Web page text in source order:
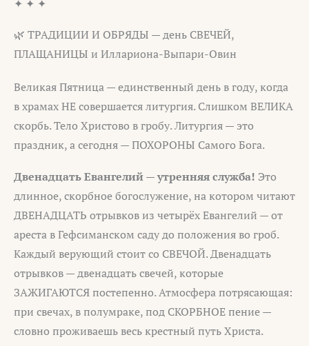
✦ ✦ ✦
🌿 ТРАДИЦИИ И ОБРЯДЫ — день СВЕЧЕЙ,
ПЛАЩАНИЦЫ и Иллариона-Выпари-Овин
Великая Пятница — единственный день в году, когда
в храмах НЕ совершается литургия. Слишком ВЕЛИКА
скорбь. Тело Христово в гробу. Литургия — это
праздник, а сегодня — ПОХОРОНЫ Самого Бога.
Двенадцать Евангелий — утренняя служба! Это
длинное, скорбное богослужение, на котором читают
ДВЕНАДЦАТЬ отрывков из четырёх Евангелий — от
ареста в Гефсиманском саду до положения во гроб.
Каждый верующий стоит со СВЕЧОЙ. Двенадцать
отрывков — двенадцать свечей, которые
ЗАЖИГАЮТСЯ постепенно. Атмосфера потрясающая:
при свечах, в полумраке, под СКОРБНОЕ пение —
словно проживаешь весь крестный путь Христа.